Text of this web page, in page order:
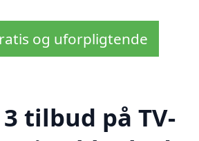
og uforpligtende
tilbud på TV-